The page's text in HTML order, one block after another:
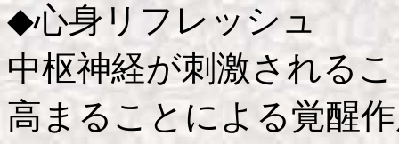
◆心身リフレッシュ
中枢神経が刺激される
高まることによる覚醒